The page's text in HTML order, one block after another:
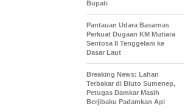
Bupati
Pantauan Udara Basarnas
Perkuat Dugaan KM Mutiara
Sentosa II Tenggelam ke
Dasar Laut
Breaking News: Lahan
Terbakar di Bluto Sumenep,
Petugas Damkar Masih
Berjibaku Padamkan Api